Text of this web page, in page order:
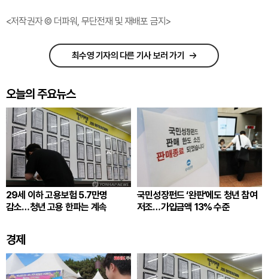
<저작권자 © 더파워, 무단전재 및 재배포 금지>
최수영 기자의 다른 기사 보러 가기
오늘의 주요뉴스
29세 이하 고용보험 5.7만명
감소…청년 고용 한파는 계속
국민성장펀드 ‘완판’에도 청년 참여
저조…가입금액 13% 수준
경제